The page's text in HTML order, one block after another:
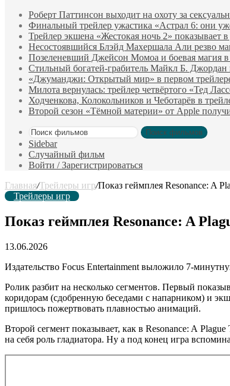
Роберт Паттинсон выходит на охоту за
Финальный трейлер ужастика «Астрал 6: они
Трейлер экшена «Жестокая ночь 2» показывает
Несостоявшийся Блэйд Махершала Али резво
Позеленевший Джейсон Момоа и боевая магия
Стильный богатей-грабитель Майкл Б.
«Джуманджи: Открытый мир» в первом
Милота вернулась: трейлер четвёртого «Тед
Ходченкова, Колокольников и Чеботарёв в
Второй сезон «Тёмной материи» от Apple
Поиск фильмов
Sidebar
Случайный фильм
Войти / Зарегистрироваться
Главная/Трейлеры игр/Показ геймплея Resonance: A
Трейлеры игр
Показ геймплея Resonance: A
13.06.2026
Издательство Focus Entertainment выложило 7-
Ролик разбит на несколько сегментов. Первый
коридорам (сдобренную беседами с напарником) и
пришлось пожертвовать плавностью анимаций.
Второй сегмент показывает, как в Resonance: A
на себя роль гладиатора. Ну а под конец игра